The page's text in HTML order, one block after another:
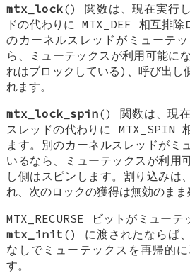
mtx_lock() 関数は、現在実行
ドの代わりにMTX_DEF 相互排除
のカーネルスレッドがミューテ
ら、ミューテックスが利用可能に
れはブロックしている)、呼び出し
れます。
mtx_lock_spin() 関数は、現
スレッドの代わりに MTX_SPIN
ます。別のカーネルスレッドがミ
いるなら、ミューテックスが利用
し側はスピンします。割り込みは
れ、次のロックの獲得は無効のまま
MTX_RECURSE ビットがミューテ
mtx_init () に渡されたならば
なしでミューテックスを再帰的
す。